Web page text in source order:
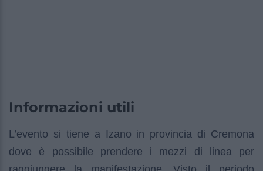
Informazioni utili
L’evento si tiene a Izano in provincia di Cremona
dove è possibile prendere i mezzi di linea per